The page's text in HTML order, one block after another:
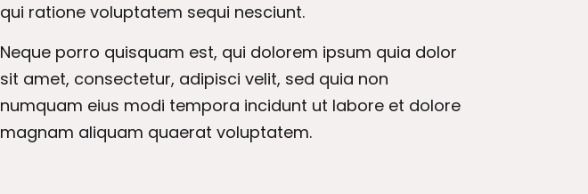
qui ratione voluptatem sequi nesciunt.
Neque porro quisquam est, qui dolorem ipsum quia dolor
sit amet, consectetur, adipisci velit, sed quia non
numquam eius modi tempora incidunt ut labore et dolore
magnam aliquam quaerat voluptatem.